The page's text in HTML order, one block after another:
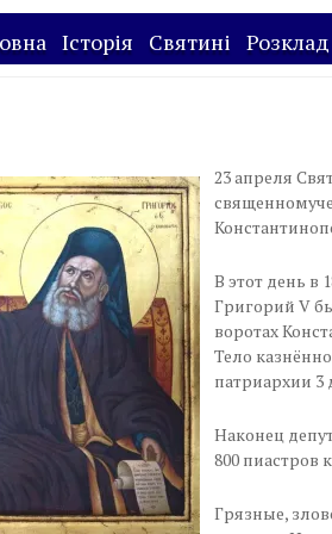
Історія Святині
23 апреля
В этот день в
Григорий V
воротах
Тело
патриархии 3
Наконец
800 пиастров
Грязные,